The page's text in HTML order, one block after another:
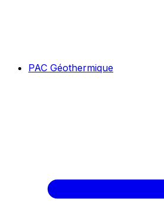
PAC Géothermique